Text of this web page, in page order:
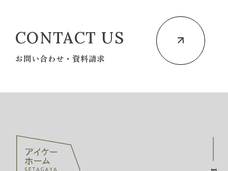
CONTACT US
お問い合わせ・資料請求